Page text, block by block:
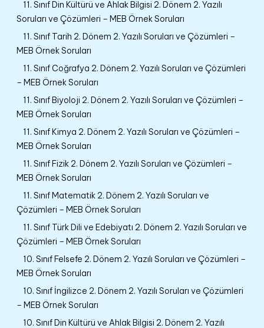
11. Sınıf Din Kültürü ve Ahlak Bilgisi 2. Dönem 2. Yazılı
Soruları ve Çözümleri – MEB Örnek Soruları
11. Sınıf Tarih 2. Dönem 2. Yazılı Soruları ve Çözümleri –
MEB Örnek Soruları
11. Sınıf Coğrafya 2. Dönem 2. Yazılı Soruları ve Çözümleri
– MEB Örnek Soruları
11. Sınıf Biyoloji 2. Dönem 2. Yazılı Soruları ve Çözümleri –
MEB Örnek Soruları
11. Sınıf Kimya 2. Dönem 2. Yazılı Soruları ve Çözümleri –
MEB Örnek Soruları
11. Sınıf Fizik 2. Dönem 2. Yazılı Soruları ve Çözümleri –
MEB Örnek Soruları
11. Sınıf Matematik 2. Dönem 2. Yazılı Soruları ve
Çözümleri – MEB Örnek Soruları
11. Sınıf Türk Dili ve Edebiyatı 2. Dönem 2. Yazılı Soruları ve
Çözümleri – MEB Örnek Soruları
10. Sınıf Felsefe 2. Dönem 2. Yazılı Soruları ve Çözümleri –
MEB Örnek Soruları
10. Sınıf İngilizce 2. Dönem 2. Yazılı Soruları ve Çözümleri
– MEB Örnek Soruları
10. Sınıf Din Kültürü ve Ahlak Bilgisi 2. Dönem 2. Yazılı